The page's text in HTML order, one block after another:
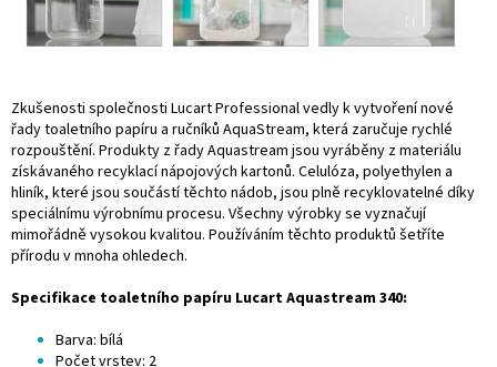
Zkušenosti společnosti Lucart Professional vedly k vytvoření nové
řady toaletního papíru a ručníků AquaStream, která zaručuje rychlé
rozpouštění. Produkty z řady Aquastream jsou vyráběny z materiálu
získávaného recyklací nápojových kartonů. Celulóza, polyethylen a
hliník, které jsou součástí těchto nádob, jsou plně recyklovatelné díky
speciálnímu výrobnímu procesu. Všechny výrobky se vyznačují
mimořádně vysokou kvalitou. Používáním těchto produktů šetříte
přírodu v mnoha ohledech.
Specifikace toaletního papíru Lucart Aquastream 340:
Barva: bílá
Počet vrstev: 2